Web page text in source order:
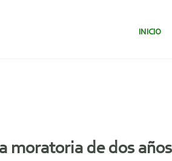
SALTAR
INICIO
moratoria de dos